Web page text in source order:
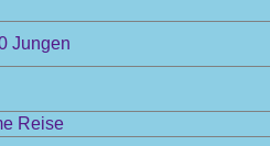
Jungen
Reise